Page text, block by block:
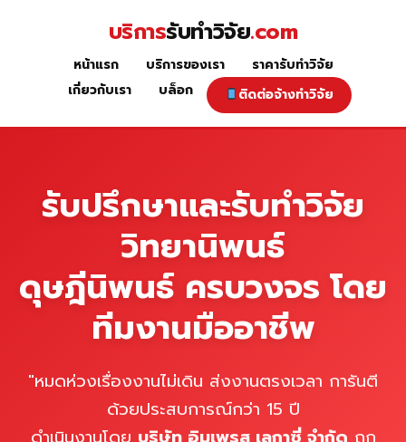
หน้าแรก
บริการรับทำวิจัย.com
หน้าแรก บริการของเรา
ราคารับทำวิจัย
เกี่ยวกับเรา
บล็อก ติดต่อจ้างทำวิจัย
รับปรึกษาและรับทำวิจัย
วิทยานิพนธ์
ดุษฎีนิพนธ์ ครบวงจร โดย
ทีมงานมืออาชีพ
"หมดห่วงเรื่องงานไม่เดิน ส่งงานตรงเวลา การันตี
ด้วยประสบการณ์กว่า 15 ปี